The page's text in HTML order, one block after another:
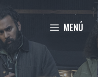
MENÚ